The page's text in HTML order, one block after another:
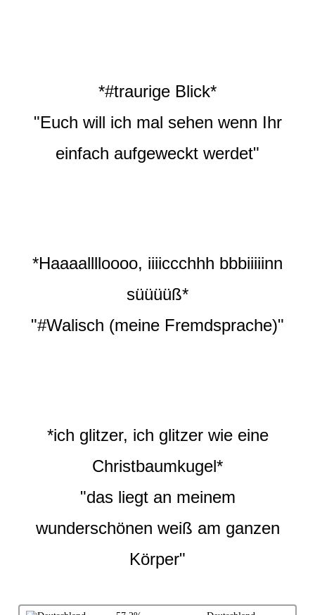
*#traurige Blick*
"Euch will ich mal sehen wenn Ihr
einfach aufgeweckt werdet"
*Haaaalllloooo, iiiiccchhh bbbiiiiinn
süüüüß*
"#Walisch (meine Fremdsprache)"
*ich glitzer, ich glitzer wie eine
Christbaumkugel*
"das liegt an meinem
wunderschönen weiß am ganzen
Körper"